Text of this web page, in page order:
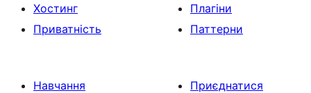
Хостинг
Приватність
Плагіни
Паттерни
Навчання
Приєднатися